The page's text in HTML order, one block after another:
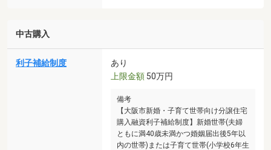
中古購入
利子補給制度
あり
上限金額 50万円
備考
【大阪市新婚・子育て世帯向け分譲住宅
購入融資利子補給制度】新婚世帯(夫婦
ともに満40歳未満かつ婚姻届出後5年以
内の世帯)または子育て世帯(小学校6年生